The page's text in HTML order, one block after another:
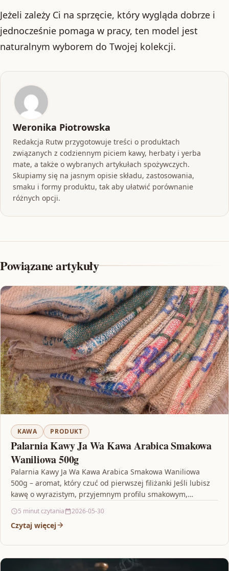
Jeżeli zależy Ci na sprzęcie, który wygląda dobrze i
jednocześnie pomaga w pracy, ten model jest
naturalnym wyborem do Twojej kolekcji.
Weronika Piotrowska
Redakcja Rutw przygotowuje treści o produktach
związanych z codziennym piciem kawy, herbaty i yerba
mate, a także o wybranych artykułach spożywczych.
Skupiamy się na jasnym opisie składu, zastosowania,
smaku i formy produktu, tak aby ułatwić porównanie
różnych opcji.
Powiązane artykuły
KAWA PRODUKT
Palarnia Kawy Ja Wa Kawa Arabica Smakowa
Waniliowa 500g
Palarnia Kawy Ja Wa Kawa Arabica Smakowa Waniliowa
500g – aromat, który czuć od pierwszej filiżanki Jeśli lubisz
kawę o wyrazistym, przyjemnym profilu smakowym,…
5 minut czytania 2026-05-30
Czytaj więcej